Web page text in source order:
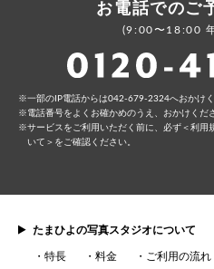
お電話でのご
(9:00〜18:00
⼀部のIP電話からは042-679-2324へおかけ
電話番号をよくお確かめのうえ、おかけくだ
サービスをご利⽤いただく前に、必ず ＜利⽤
いて＞ をご確認ください。
たまひよの写真スタジオについて
特長 料金 ご利用の流れ